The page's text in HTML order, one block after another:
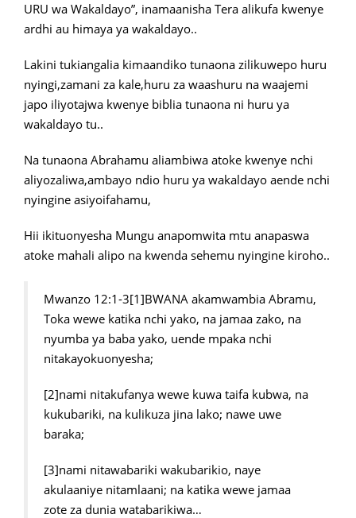
URU wa Wakaldayo”, inamaanisha Tera alikufa kwenye
ardhi au himaya ya wakaldayo..
Lakini tukiangalia kimaandiko tunaona zilikuwepo huru
nyingi,zamani za kale,huru za waashuru na waajemi
japo iliyotajwa kwenye biblia tunaona ni huru ya
wakaldayo tu..
Na tunaona Abrahamu aliambiwa atoke kwenye nchi
aliyozaliwa,ambayo ndio huru ya wakaldayo aende nchi
nyingine asiyoifahamu,
Hii ikituonyesha Mungu anapomwita mtu anapaswa
atoke mahali alipo na kwenda sehemu nyingine kiroho..
Mwanzo 12:1-3[1]BWANA akamwambia Abramu,
Toka wewe katika nchi yako, na jamaa zako, na
nyumba ya baba yako, uende mpaka nchi
nitakayokuonyesha;
[2]nami nitakufanya wewe kuwa taifa kubwa, na
kukubariki, na kulikuza jina lako; nawe uwe
baraka;
[3]nami nitawabariki wakubarikio, naye
akulaaniye nitamlaani; na katika wewe jamaa
zote za dunia watabarikiwa…